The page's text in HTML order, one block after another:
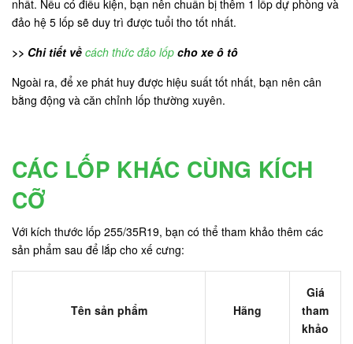
nhất. Nếu có điều kiện, bạn nên chuẩn bị thêm 1 lốp dự phòng và
đảo hệ 5 lốp sẽ duy trì được tuổi tho tốt nhất.
>> Chi tiết về cách thức đảo lốp cho xe ô tô
Ngoài ra, để xe phát huy được hiệu suất tốt nhất, bạn nên cân
bằng động và căn chỉnh lốp thường xuyên.
CÁC LỐP KHÁC CÙNG KÍCH
CỠ
Với kích thước lốp 255/35R19, bạn có thể tham khảo thêm các
sản phẩm sau để lắp cho xế cưng:
Tên sản phẩm Hãng
Giá
tham
khảo